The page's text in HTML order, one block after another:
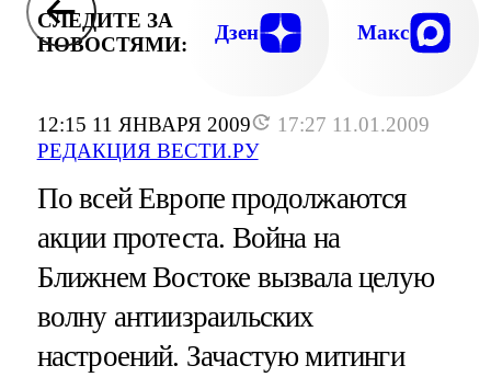
12:15 11 ЯНВАРЯ 2009
17:27 11.01.2009
РЕДАКЦИЯ ВЕСТИ.РУ
СЛЕДИТЕ ЗА
НОВОСТЯМИ:
Дзен Макс
По всей Европе продолжаются
акции протеста. Война на
Ближнем Востоке вызвала целую
волну антиизраильских
настроений. Зачастую митинги